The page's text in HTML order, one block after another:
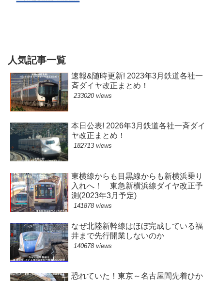
人気記事一覧
速報&随時更新! 2023年3月鉄道各社一
斉ダイヤ改正まとめ！
233020 views
本日公表! 2026年3月鉄道各社一斉ダイ
ヤ改正まとめ！
182713 views
東横線からも目黒線からも新横浜乗り
入れへ！ 東急新横浜線ダイヤ改正予
測(2023年3月予定)
141878 views
なぜ北陸新幹線はほぼ完成している福
井まで先行開業しないのか
140678 views
恐れていた！東京～名古屋間先着ひか